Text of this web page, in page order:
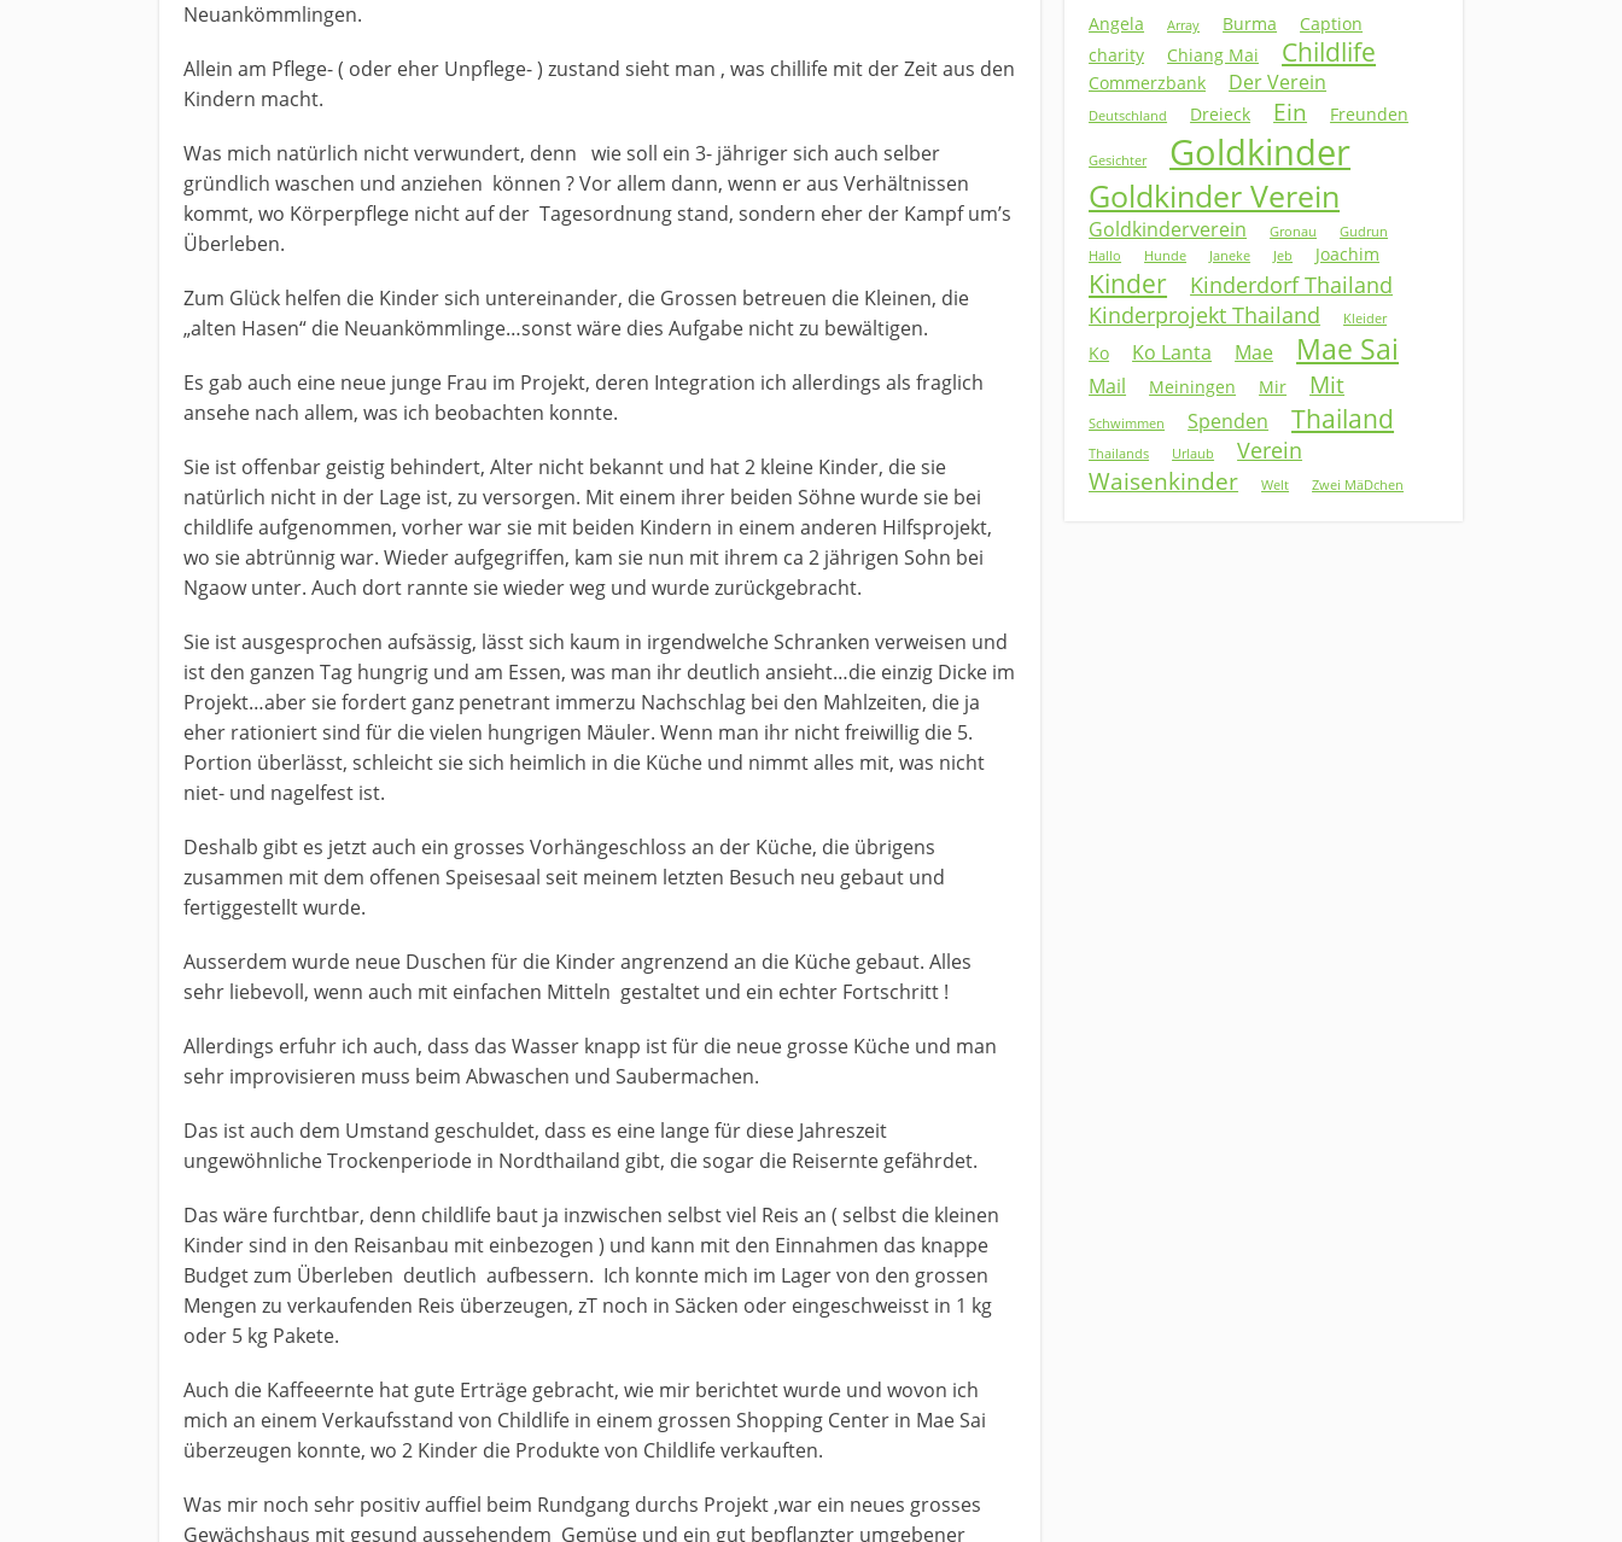
Neuankömmlingen.
Allein am Pflege- ( oder eher Unpflege- ) zustand sieht man , was chillife mit der Zeit aus den
Kindern macht.
Was mich natürlich nicht verwundert, denn wie soll ein 3- jähriger sich auch selber
gründlich waschen und anziehen können ? Vor allem dann, wenn er aus Verhältnissen
kommt, wo Körperpflege nicht auf der Tagesordnung stand, sondern eher der Kampf um’s
Überleben.
Zum Glück helfen die Kinder sich untereinander, die Grossen betreuen die Kleinen, die
„alten Hasen“ die Neuankömmlinge…sonst wäre dies Aufgabe nicht zu bewältigen.
Es gab auch eine neue junge Frau im Projekt, deren Integration ich allerdings als fraglich
ansehe nach allem, was ich beobachten konnte.
Sie ist offenbar geistig behindert, Alter nicht bekannt und hat 2 kleine Kinder, die sie
natürlich nicht in der Lage ist, zu versorgen. Mit einem ihrer beiden Söhne wurde sie bei
childlife aufgenommen, vorher war sie mit beiden Kindern in einem anderen Hilfsprojekt,
wo sie abtrünnig war. Wieder aufgegriffen, kam sie nun mit ihrem ca 2 jährigen Sohn bei
Ngaow unter. Auch dort rannte sie wieder weg und wurde zurückgebracht.
Sie ist ausgesprochen aufsässig, lässt sich kaum in irgendwelche Schranken verweisen und
ist den ganzen Tag hungrig und am Essen, was man ihr deutlich ansieht…die einzig Dicke im
Projekt…aber sie fordert ganz penetrant immerzu Nachschlag bei den Mahlzeiten, die ja
eher rationiert sind für die vielen hungrigen Mäuler. Wenn man ihr nicht freiwillig die 5.
Portion überlässt, schleicht sie sich heimlich in die Küche und nimmt alles mit, was nicht
niet- und nagelfest ist.
Deshalb gibt es jetzt auch ein grosses Vorhängeschloss an der Küche, die übrigens
zusammen mit dem offenen Speisesaal seit meinem letzten Besuch neu gebaut und
fertiggestellt wurde.
Ausserdem wurde neue Duschen für die Kinder angrenzend an die Küche gebaut. Alles
sehr liebevoll, wenn auch mit einfachen Mitteln gestaltet und ein echter Fortschritt !
Allerdings erfuhr ich auch, dass das Wasser knapp ist für die neue grosse Küche und man
sehr improvisieren muss beim Abwaschen und Saubermachen.
Das ist auch dem Umstand geschuldet, dass es eine lange für diese Jahreszeit
ungewöhnliche Trockenperiode in Nordthailand gibt, die sogar die Reisernte gefährdet.
Das wäre furchtbar, denn childlife baut ja inzwischen selbst viel Reis an ( selbst die kleinen
Kinder sind in den Reisanbau mit einbezogen ) und kann mit den Einnahmen das knappe
Budget zum Überleben deutlich aufbessern. Ich konnte mich im Lager von den grossen
Mengen zu verkaufenden Reis überzeugen, zT noch in Säcken oder eingeschweisst in 1 kg
oder 5 kg Pakete.
Auch die Kaffeeernte hat gute Erträge gebracht, wie mir berichtet wurde und wovon ich
mich an einem Verkaufsstand von Childlife in einem grossen Shopping Center in Mae Sai
überzeugen konnte, wo 2 Kinder die Produkte von Childlife verkauften.
Was mir noch sehr positiv auffiel beim Rundgang durchs Projekt ,war ein neues grosses
Gewächshaus mit gesund aussehendem Gemüse und ein gut bepflanzter umgebener
Angela Array Burma
Caption
charity
Chiang Mai Childlife
Commerzbank Der Verein
Deutschland Dreieck Ein Freunden
Gesichter Goldkinder
Goldkinder Verein
Goldkinderverein Gronau
Gudrun
Hallo
Hunde Janeke Jeb Joachim
Kinder
Kinderdorf Thailand
Kinderprojekt Thailand
Kleider
Ko Ko Lanta Mae Mae Sai
Mail Meiningen Mir Mit
Schwimmen Spenden Thailand
Thailands Urlaub Verein
Waisenkinder Welt Zwei MäDchen